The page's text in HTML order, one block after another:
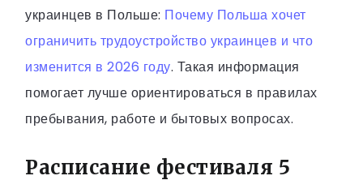
украинцев в Польше: Почему Польша хочет
ограничить трудоустройство украинцев и что
изменится в 2026 году. Такая информация
помогает лучше ориентироваться в правилах
пребывания, работе и бытовых вопросах.
Расписание фестиваля 5